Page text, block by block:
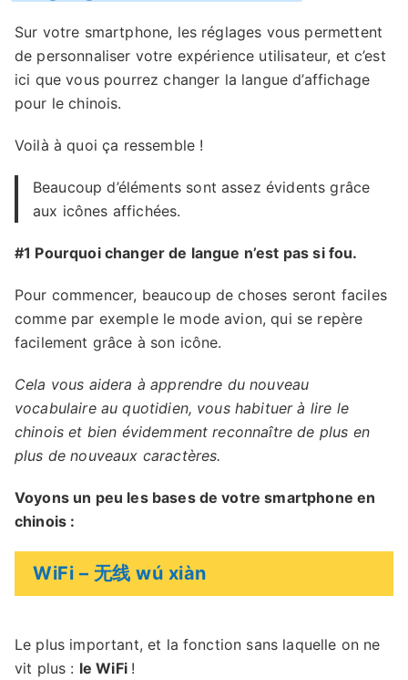
Sur votre smartphone, les réglages vous permettent
de personnaliser votre expérience utilisateur, et c’est
ici que vous pourrez changer la langue d’affichage
pour le chinois.
Voilà à quoi ça ressemble !
Beaucoup d’éléments sont assez évidents grâce
aux icônes affichées.
#1 Pourquoi changer de langue n’est pas si fou.
Pour commencer, beaucoup de choses seront faciles
comme par exemple le mode avion, qui se repère
facilement grâce à son icône.
Cela vous aidera à apprendre du nouveau
vocabulaire au quotidien, vous habituer à lire le
chinois et bien évidemment reconnaître de plus en
plus de nouveaux caractères.
Voyons un peu les bases de votre smartphone en
chinois :
WiFi – 无线 wú xiàn
Le plus important, et la fonction sans laquelle on ne
vit plus : le WiFi !